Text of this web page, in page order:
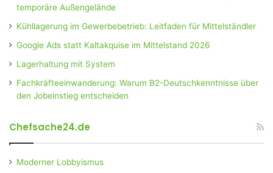
temporäre Außengelände
Kühllagerung im Gewerbebetrieb: Leitfaden für Mittelständler
Google Ads statt Kaltakquise im Mittelstand 2026
Lagerhaltung mit System
Fachkräfteeinwanderung: Warum B2-Deutschkenntnisse über
den Jobeinstieg entscheiden
Chefsache24.de
Moderner Lobbyismus